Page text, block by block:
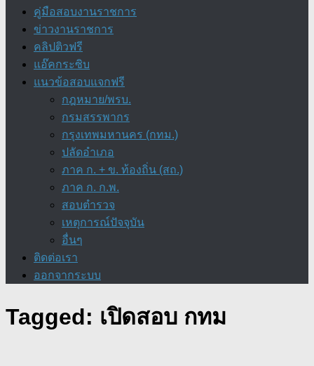
คู่มือสอบงานราชการ
ข่าวงานราชการ
คลิปติวฟรี
แอ๊คกระซิบ
แนวข้อสอบแจกฟรี
กฎหมาย/พรบ.
กรมสรรพากร
กรุงเทพมหานคร (กทม.)
ปลัดอำเภอ
ภาค ก. + ข. ท้องถิ่น (สถ.)
ภาค ก. ก.พ.
สอบตำรวจ
เหตุการณ์ปัจจุบัน
อื่นๆ
ติดต่อเรา
ออกจากระบบ
Tagged: เปิดสอบ กทม